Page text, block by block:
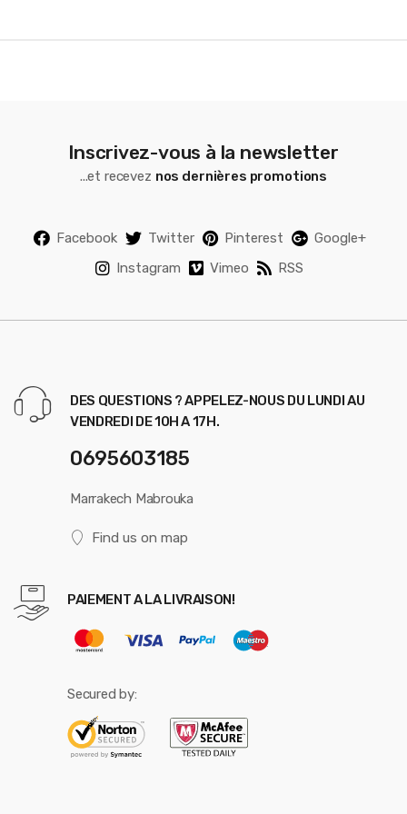
Inscrivez-vous à la newsletter
...et recevez nos dernières promotions
Facebook Twitter Pinterest
Google+
Instagram
Vimeo RSS
DES QUESTIONS ? APPELEZ-NOUS DU LUNDI AU
VENDREDI DE 10H A 17H.
0695603185
Marrakech Mabrouka
Find us on map
PAIEMENT A LA LIVRAISON!
Secured by: